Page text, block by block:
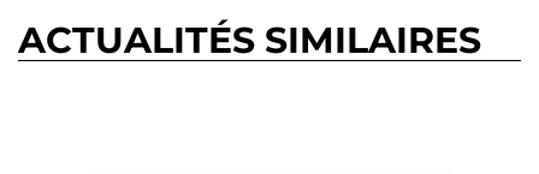
ACTUALITÉS SIMILAIRES